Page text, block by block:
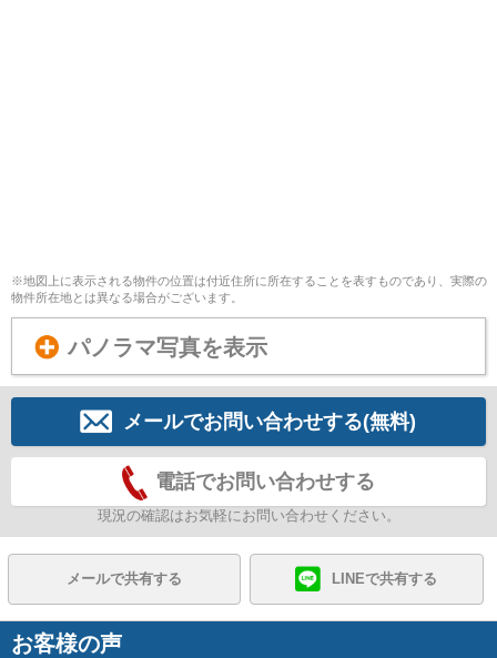
※地図上に表示される物件の位置は付近住所に所在することを表すものであり、実際の
物件所在地とは異なる場合がございます。
パノラマ写真を表示
メールでお問い合わせする(無料)
電話でお問い合わせする
現況の確認はお気軽にお問い合わせください。
メールで共有する LINEで共有する
お客様の声